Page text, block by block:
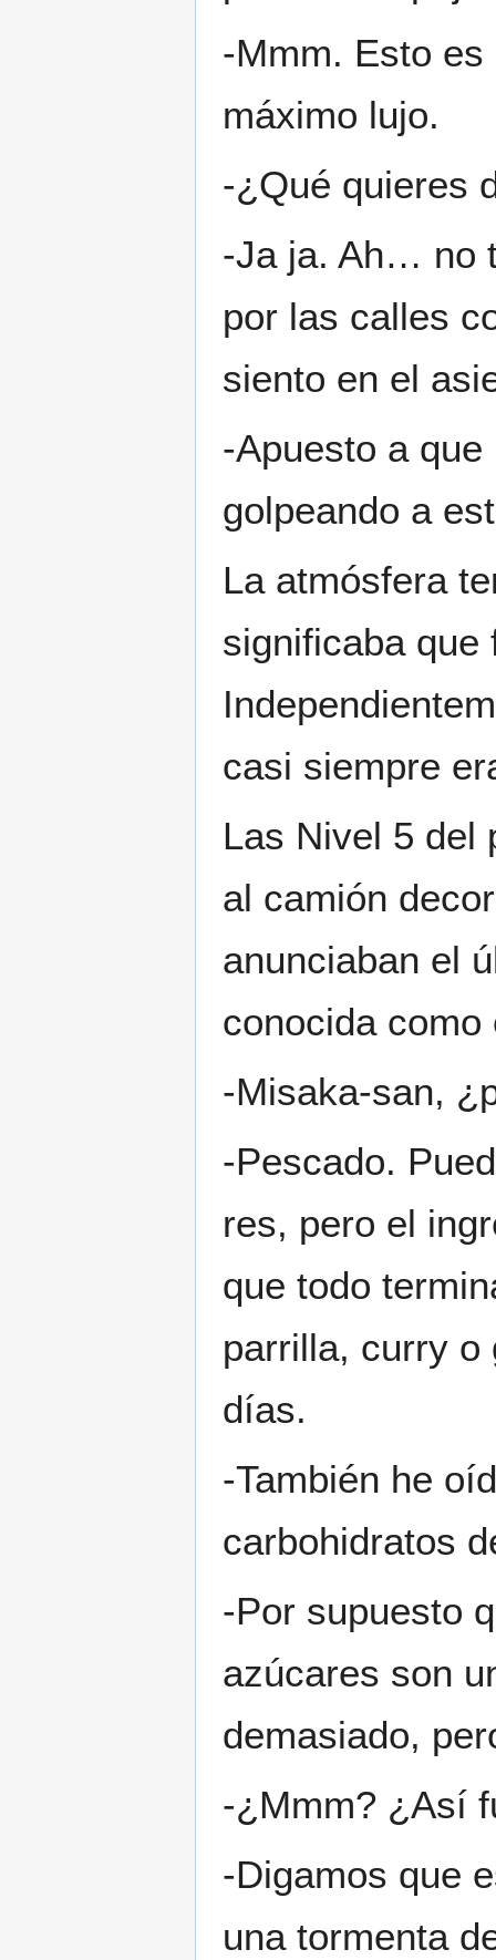
-Mmm. Esto
máximo lujo.
-¿Qué quieres
-Ja ja. Ah… no
por las calles
siento en el
-Apuesto a
golpeando a
La atmósfera
significaba que
casi siempre
Las Nivel 5 del
al camión
anunciaban el
conocida
-Misaka-san,
-Pescado.
res, pero el
que todo
parrilla, curry o
días.
-También he
carbohidratos
-Por supuesto
azúcares son
demasiado,
-¿Mmm? ¿Así
-Digamos que
una tormenta